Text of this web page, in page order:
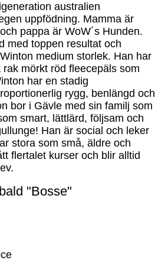
australien
uppfödning. Mamma är
pappa är WoW´s Hunden.
med toppen resultat och
medium storlek. Han har
mörkt röd fleecepäls som
har en stadig
rygg, benlängd och
bor i Gävle med sin familj som
smart, lättlärd, följsam och
Han är social och leker
stora som små, äldre och
flertalet kurser och blir alltid
"Bosse"